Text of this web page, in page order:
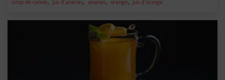
sirop de canne, jus d'ananas, ananas, orange, jus d'orange